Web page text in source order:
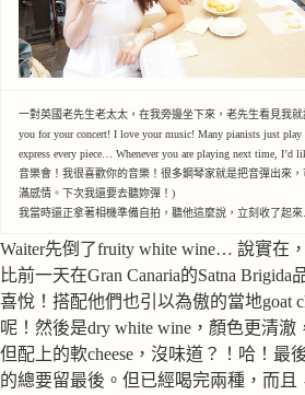
一對英國老先生老太太，在我旁邊坐下來，老先生看見我就
you for your concert! I love your music! Many pianists just play
express every piece… Whenever you are playing next time, I’d
音樂會！我很喜歡你的音樂！很多鋼琴家就是把音彈出來
滿感情。下次我還要去聽妳彈！)
我當時還正拿著相機準備自拍，聽他這麼說，立刻收了起
Waiter先倒了fruity white wine… 說實在
比前一天在Gran Canaria的Satna Brigida
喜悅！搭配他們也引以為傲的當地goat
呢！然後是dry white wine，顏色更清澈
但配上的軟cheese，沒味道？！哈！最
的總要留最後。但已經喝完兩種，而且